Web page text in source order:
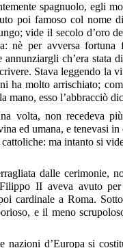
spagnuolo, egli
poi famoso col nome
vide il secolo d’oro
nè per avversa
annunziargli ch’era stata
Stava leggendo
molto arrischiato;
mano, esso l’abbracciò
volta, non recedeva
ed umana, e tenevasi
ma intanto si
dalle
II aveva avuto
cardinale a Roma.
e il meno
d’Europa si